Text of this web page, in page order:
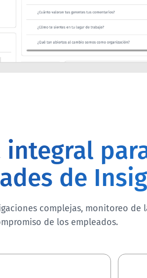
de
complejas, monitoreo de
de los empleados.